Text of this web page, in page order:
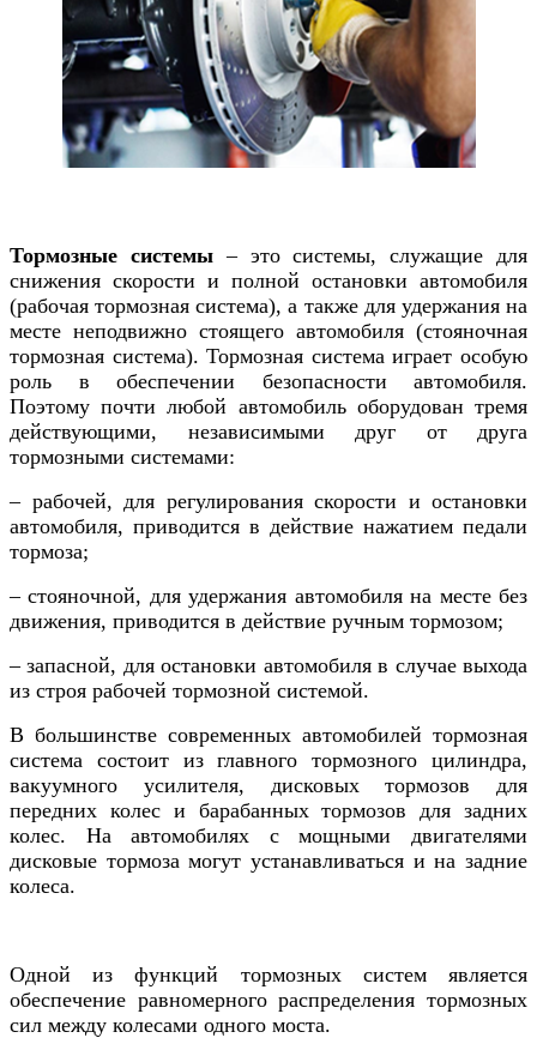
Тормозные системы– это системы, служащие для
снижения скорости и полной остановки автомобиля
(рабочая тормозная система), а также для удержания на
месте неподвижно стоящего автомобиля (стояночная
тормозная система). Тормозная система играет особую
роль в обеспечении безопасности автомобиля.
Поэтому почти любой автомобиль оборудован тремя
действующими, независимыми друг от друга
тормозными системами:
– рабочей, для регулирования скорости и остановки
автомобиля, приводится в действие нажатием педали
тормоза;
– стояночной, для удержания автомобиля на месте без
движения, приводится в действие ручным тормозом;
– запасной, для остановки автомобиля в случае выхода
из строя рабочей тормозной системой.
В большинстве современных автомобилей тормозная
система состоит из главного тормозного цилиндра,
вакуумного усилителя, дисковых тормозов для
передних колес и барабанных тормозов для задних
колес. На автомобилях с мощными двигателями
дисковые тормоза могут устанавливаться и на задние
колеса.
Одной из функций тормозных систем является
обеспечение равномерного распределения тормозных
сил между колесами одного моста.